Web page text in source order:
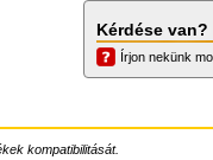
Kérdése van?
Írjon nekünk
kompatibilitását.